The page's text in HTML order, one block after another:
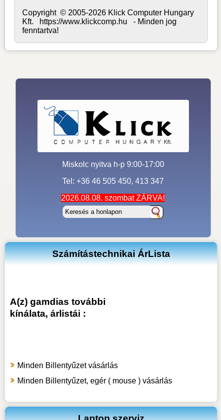
Copyright © 2005-2026 Klick Computer Hungary
Kft. https://www.klickcomp.hu - Minden jog
fenntartva!
Miskolc nyitva h-p 9:00-17:00
Tel: +36 46 505 450, 413 347
2026.08.08. szombat ZÁRVA!
Számítástechnikai ÁrLista
A(z) gamdias további
kínálata, árlistái :
Minden Billentyűzet vásárlás
Minden Billentyűzet, egér ( mouse ) vásárlás